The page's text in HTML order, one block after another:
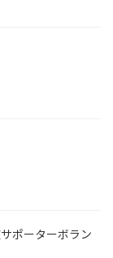
ポーターボラン